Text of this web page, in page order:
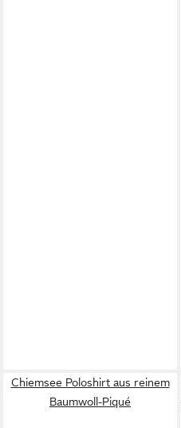
Chiemsee Poloshirt aus reinem
Baumwoll-Piqué